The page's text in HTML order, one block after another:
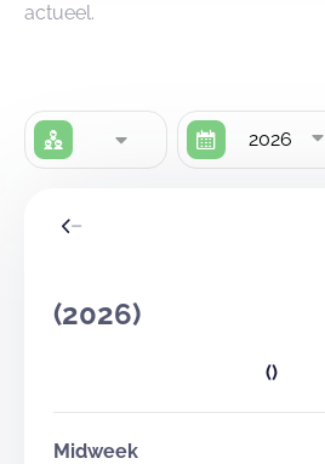
actueel.
2026
(2026)
()
Midweek